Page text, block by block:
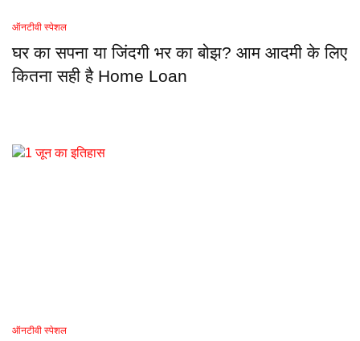
ऑनटीवी स्पेशल
घर का सपना या जिंदगी भर का बोझ? आम आदमी के लिए
कितना सही है Home Loan
ऑनटीवी स्पेशल